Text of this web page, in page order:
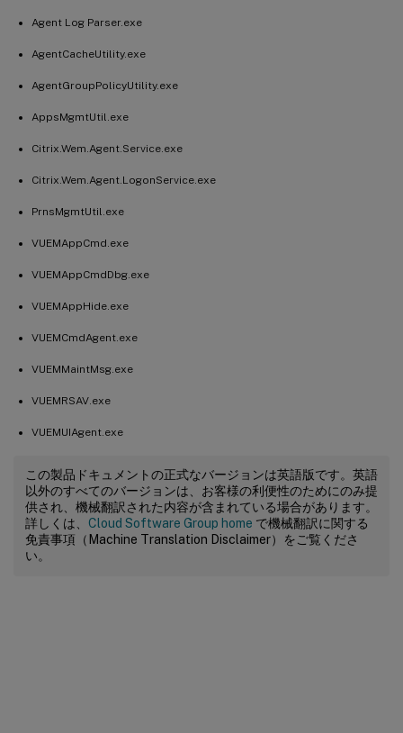
Agent Log Parser.exe
AgentCacheUtility.exe
AgentGroupPolicyUtility.exe
AppsMgmtUtil.exe
Citrix.Wem.Agent.Service.exe
Citrix.Wem.Agent.LogonService.exe
PrnsMgmtUtil.exe
VUEMAppCmd.exe
VUEMAppCmdDbg.exe
VUEMAppHide.exe
VUEMCmdAgent.exe
VUEMMaintMsg.exe
VUEMRSAV.exe
VUEMUIAgent.exe
この製品ドキュメントの正式なバージョンは英語版です。英語
以外のすべてのバージョンは、お客様の利便性のためにのみ提
供され、機械翻訳された内容が含まれている場合があります。
詳しくは、 Cloud Software Group home で機械翻訳に関する
免責事項（Machine Translation Disclaimer）をご覧くださ
い。